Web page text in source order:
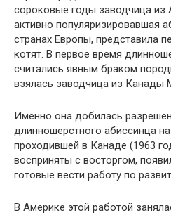
сороковые годы заводчица из
активно популяризировавшая
странах Европы, представила
котят. В первое время
считались явным браком
взялась заводчица из Канады
Именно она добилась
длинношерстного абиссинца
проходившей в Канаде (1963
восприняты с восторгом,
готовые вести работу по
В Америке этой работой